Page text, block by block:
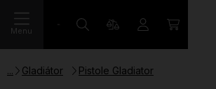
Menu
Gladiátor Pistole Gladiator